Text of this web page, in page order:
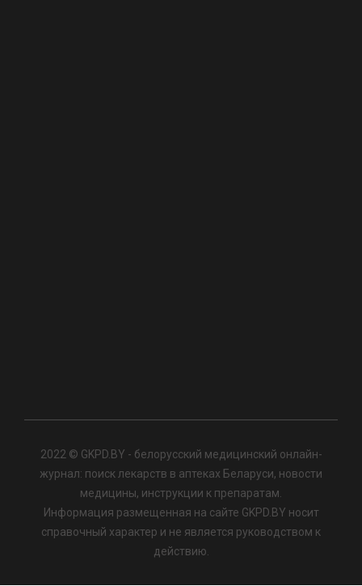
2022 © GKPD.BY - белорусский медицинский онлайн-
журнал: поиск лекарств в аптеках Беларуси, новости
медицины, инструкции к препаратам.
Информация размещенная на сайте GKPD.BY носит
справочный характер и не является руководством к
действию.